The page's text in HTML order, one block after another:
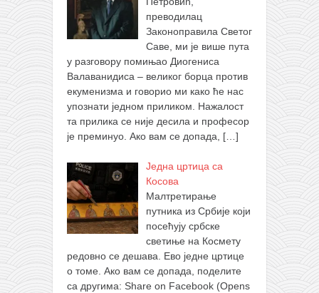
преводилац
Законоправила Светог
Саве, ми је више пута
у разговору помињао Диогениса
Валаванидиса – великог борца против
екуменизма и говорио ми како ће нас
упознати једном приликом. Нажалост
та прилика се није десила и професор
је преминуо. Ако вам се допада, […]
Једна цртица са
Косова
Малтретирање
путника из Србије који
посећују србске
светиње на Космету
редовно се дешава. Ево једне цртице
о томе. Ако вам се допада, поделите
са другима: Share on Facebook (Opens